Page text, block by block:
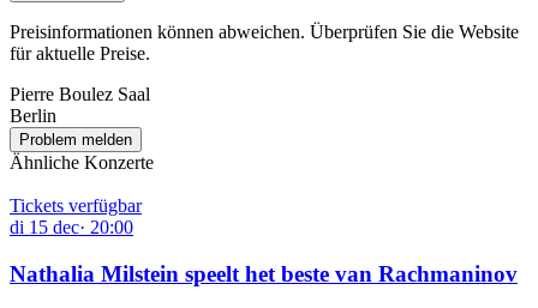
Preisinformationen können abweichen. Überprüfen Sie die Website
für aktuelle Preise.
Pierre Boulez Saal
Berlin
Problem melden
Ähnliche Konzerte
Tickets verfügbar
di 15 dec· 20:00
Nathalia Milstein speelt het beste van Rachmaninov